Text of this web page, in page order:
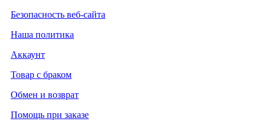
Безопасность веб-сайта
Наша политика
Аккаунт
Товар с браком
Обмен и возврат
Помощь при заказе